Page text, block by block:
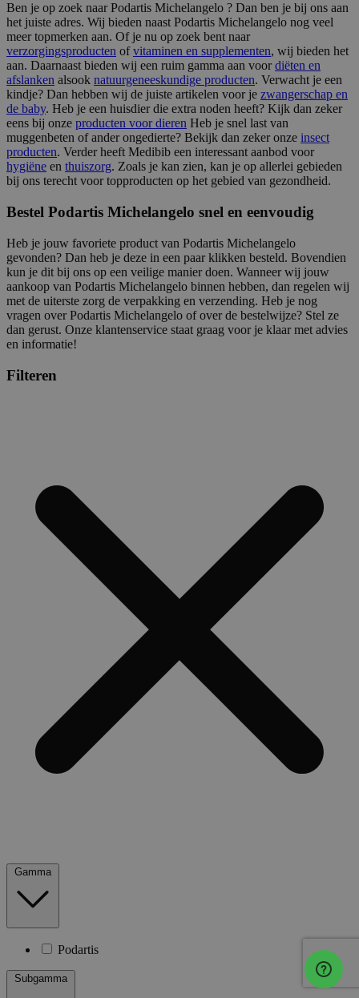
Ben je op zoek naar Podartis Michelangelo ? Dan ben je bij ons aan
het juiste adres. Wij bieden naast Podartis Michelangelo nog veel
meer topmerken aan. Of je nu op zoek bent naar
verzorgingsproducten ofvitaminen en supplementen, wij bieden het
aan. Daarnaast bieden wij een ruim gamma aan voordiëten en
afslanken alsook natuurgeneeskundige producten. Verwacht je een
kindje? Dan hebben wij de juiste artikelen voor je zwangerschap en
de baby. Heb je een huisdier die extra noden heeft? Kijk dan zeker
eens bij onze producten voor dieren Heb je snel last van
muggenbeten of ander ongedierte? Bekijk dan zeker onze insect
producten. Verder heeft Medibib een interessant aanbod voor
hygiëne en thuiszorg. Zoals je kan zien, kan je op allerlei gebieden
bij ons terecht voor topproducten op het gebied van gezondheid.
Bestel Podartis Michelangelo snel en eenvoudig
Heb je jouw favoriete product van Podartis Michelangelo
gevonden? Dan heb je deze in een paar klikken besteld. Bovendien
kun je dit bij ons op een veilige manier doen. Wanneer wij jouw
aankoop van Podartis Michelangelo binnen hebben, dan regelen wij
met de uiterste zorg de verpakking en verzending. Heb je nog
vragen over Podartis Michelangelo of over de bestelwijze? Stel ze
dan gerust. Onze klantenservice staat graag voor je klaar met advies
en informatie!
Filteren
Gamma
Podartis
Subgamma